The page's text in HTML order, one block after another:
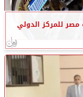
للمركز الدولي